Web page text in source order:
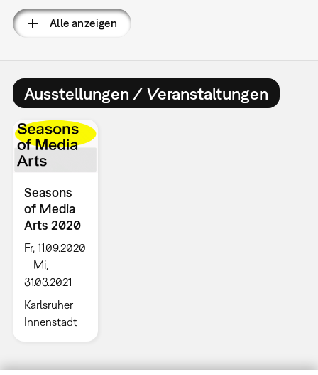
Alle anzeigen
Ausstellungen / Veranstaltungen
Seasons
of Media
Arts 2020
Fr, 11.09.2020
– Mi,
31.03.2021
Karlsruher
Innenstadt